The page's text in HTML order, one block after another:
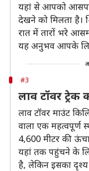
यहां से आपको
देखने को मिलता है।
रात में तारों भरे
यह अनुभव आपके लिए
#3
लाव टॉवर ट्रेक
लाव टॉवर माउंट
वाला एक
4,600 मीटर की
यहां तक पहुंचने के
है, लेकिन इसका